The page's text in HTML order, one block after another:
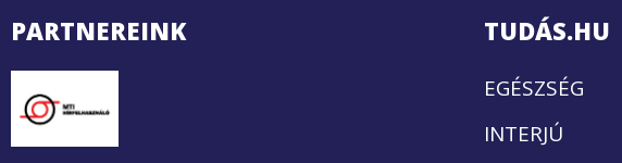
PARTNEREINK TUDÁS.HU
EGÉSZSÉG
INTERJÚ